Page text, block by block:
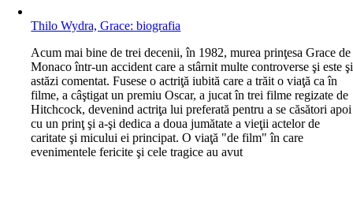
Thilo Wydra, Grace: biografia
Acum mai bine de trei decenii, în 1982, murea prinţesa Grace de
Monaco într-un accident care a stârnit multe controverse şi este şi
astăzi comentat. Fusese o actriţă iubită care a trăit o viaţă ca în
filme, a câştigat un premiu Oscar, a jucat în trei filme regizate de
Hitchcock, devenind actriţa lui preferată pentru a se căsători apoi
cu un prinţ şi a-şi dedica a doua jumătate a vieţii actelor de
caritate şi micului ei principat. O viaţă "de film" în care
evenimentele fericite şi cele tragice au avut